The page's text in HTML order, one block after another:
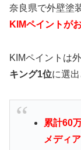
奈良県で外壁塗
KIMペイントが
KIMペイントは
キング1位に選出
累計60
メディア